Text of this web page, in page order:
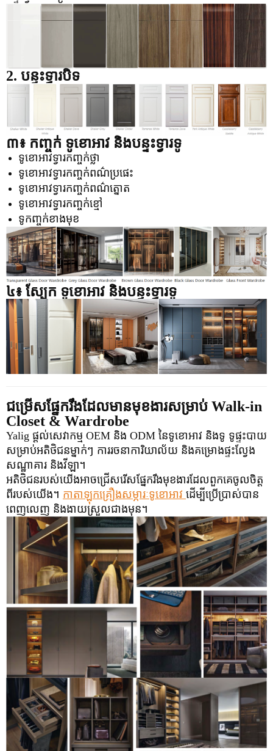
2. បន្ទះទ្វារបិទ
៣៖ កញ្ចក់ ទូខោអាវ និងបន្ទះទ្វារទូ
ទូខោអាវទ្វារកញ្ចក់ថ្លា
ទូខោអាវទ្វារកញ្ចក់ពណ៌ប្រផេះ
ទូខោអាវទ្វារកញ្ចក់ពណ៌ត្នោត
ទូខោអាវទ្វារកញ្ចក់ខ្មៅ
ទូកញ្ចក់ខាងមុខ
៤៖ ស្បែក ទូខោអាវ និងបន្ទះទ្វារទូ
ជម្រើសផ្នែករឹងដែលមានមុខងារសម្រាប់ Walk-in
Closet & Wardrobe
Yalig ផ្តល់សេវាកម្ម OEM និង ODM នៃទូខោអាវ និងទូ ទូផ្ទះបាយ
សម្រាប់អតិថិជនម្នាក់ៗ ការរចនាការិយាល័យ និងគម្រោងផ្ទះល្វែង
សណ្ឋាគារ និងវីឡា។
អតិថិជនរបស់យើងអាចជ្រើសរើសផ្នែករឹងមុខងារដែលពួកគេចូលចិត្ត
ពីរបស់យើង។ កាតាឡុកគ្រឿងសម្ភារៈទូខោអាវ ដើម្បីប្រើប្រាស់បាន
ពេញលេញ និងងាយស្រួលជាងមុន។